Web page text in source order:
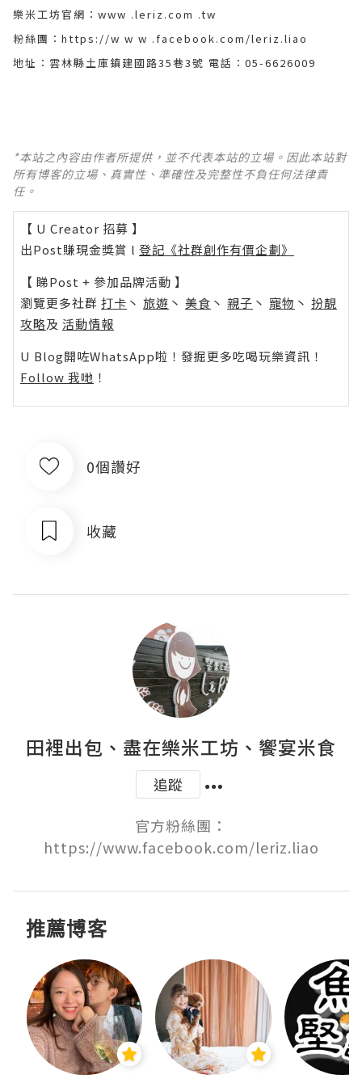
樂米工坊官網：www .leriz.com .tw
粉絲團：https://w w w .facebook.com/leriz.liao
地址：雲林縣土庫鎮建國路35巷3號 電話：05-6626009
*本站之內容由作者所提供，並不代表本站的立場。因此本站對
所有博客的立場、真實性、準確性及完整性不負任何法律責
任。
【 U Creator 招募 】
出Post賺現金獎賞 l 登記《社群創作有價企劃》
【 睇Post + 參加品牌活動 】
瀏覽更多社群 打卡 丶 旅遊 丶 美食 丶 親子 丶 寵物 丶 扮靚
攻略及 活動情報
U Blog開咗WhatsApp啦！發掘更多吃喝玩樂資訊！
Follow 我哋 ！
0個讚好
收藏
田裡出包、盡在樂米工坊、饗宴米食
追蹤
官方粉絲團：
https://www.facebook.com/leriz.liao
推薦博客